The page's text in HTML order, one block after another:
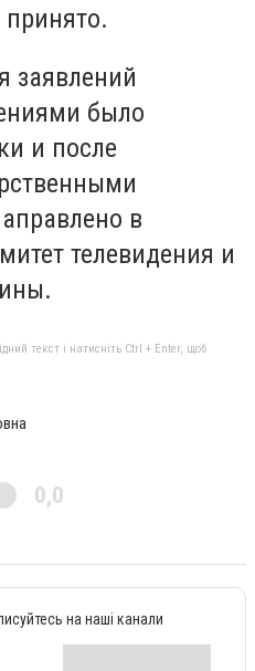
заявлений
было
и после
в
телевидения и
текст і натисніть Ctrl + Enter, щоб
0,0
на наші канали